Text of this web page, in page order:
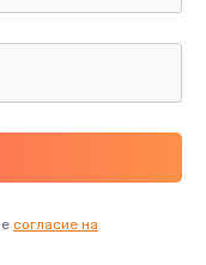
трубки
согласие на